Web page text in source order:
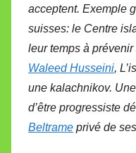
acceptent. Exemple
suisses: le Centre
leur temps à prévenir
Waleed Husseini,
une kalachnikov. Une
d’être progressiste
Beltrame privé de